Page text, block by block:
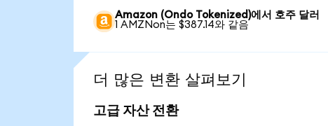
Amazon (Ondo Tokenized)에서 호주 달러
1 AMZNon는 $387.14와 같음
더 많은 변환 살펴보기
고급 자산 전환